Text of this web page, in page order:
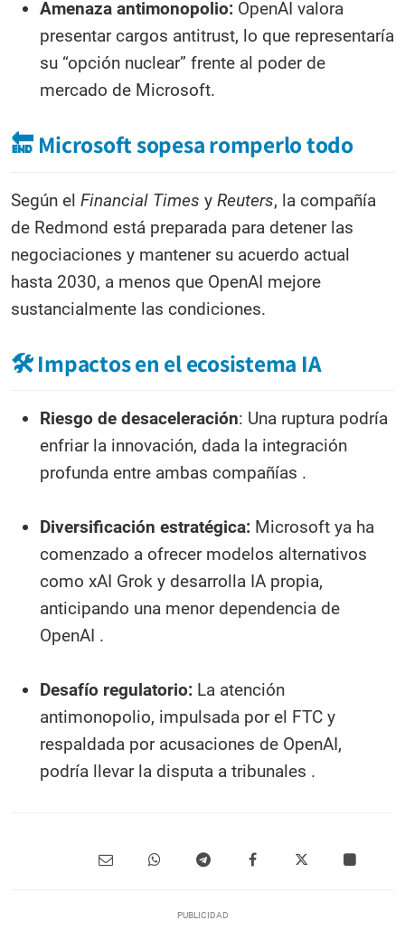
Amenaza antimonopolio: OpenAI valora
presentar cargos antitrust, lo que representaría
su “opción nuclear” frente al poder de
mercado de Microsoft.
🔚 Microsoft sopesa romperlo todo
Según el Financial Times y Reuters, la compañía
de Redmond está preparada para detener las
negociaciones y mantener su acuerdo actual
hasta 2030, a menos que OpenAI mejore
sustancialmente las condiciones.
🛠 Impactos en el ecosistema IA
Riesgo de desaceleración: Una ruptura podría
enfriar la innovación, dada la integración
profunda entre ambas compañías .
Diversificación estratégica: Microsoft ya ha
comenzado a ofrecer modelos alternativos
como xAI Grok y desarrolla IA propia,
anticipando una menor dependencia de
OpenAI .
Desafío regulatorio: La atención
antimonopolio, impulsada por el FTC y
respaldada por acusaciones de OpenAI,
podría llevar la disputa a tribunales .